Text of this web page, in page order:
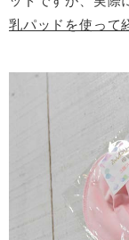
乳パッドを使って